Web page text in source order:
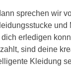
sprechen wir
erledigen
sind deine
Kleidung